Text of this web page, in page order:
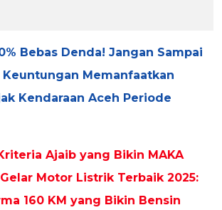
Bebas Denda! Jangan Sampai
Memanfaatkan
Kendaraan Aceh Periode
Ajaib yang Bikin MAKA
Motor Listrik Terbaik 2025:
160 KM yang Bikin Bensin